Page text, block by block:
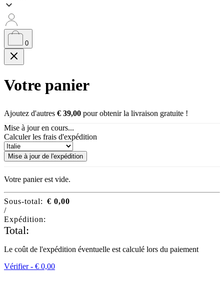
0
Votre panier
Ajoutez d'autres € 39,00 pour obtenir la livraison gratuite !
Mise à jour en cours...
Calculer les frais d'expédition
Mise à jour de l'expédition
Votre panier est vide.
Sous-total: € 0,00
/
Expédition:
Total:
Le coût de l'expédition éventuelle est calculé lors du paiement
Vérifier - € 0,00